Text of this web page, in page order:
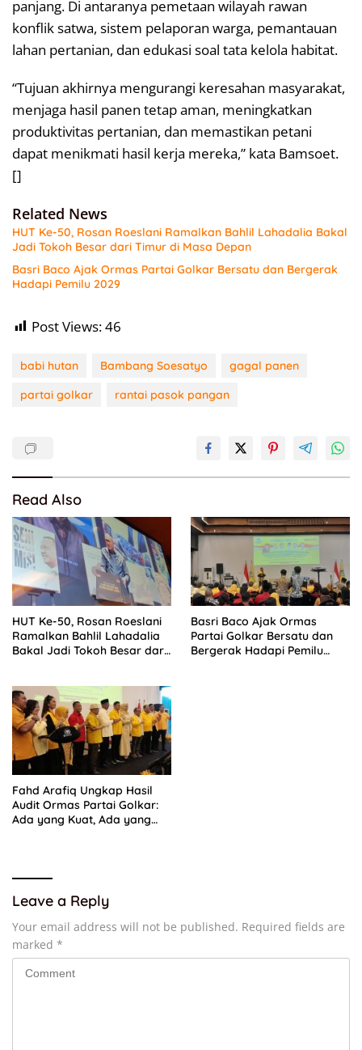
panjang. Di antaranya pemetaan wilayah rawan
konflik satwa, sistem pelaporan warga, pemantauan
lahan pertanian, dan edukasi soal tata kelola habitat.
“Tujuan akhirnya mengurangi keresahan masyarakat,
menjaga hasil panen tetap aman, meningkatkan
produktivitas pertanian, dan memastikan petani
dapat menikmati hasil kerja mereka,” kata Bamsoet.
[]
Related News
HUT Ke-50, Rosan Roeslani Ramalkan Bahlil Lahadalia Bakal
Jadi Tokoh Besar dari Timur di Masa Depan
Basri Baco Ajak Ormas Partai Golkar Bersatu dan Bergerak
Hadapi Pemilu 2029
Post Views:46
babi hutan Bambang Soesatyo
gagal panen
partai golkar
rantai pasok pangan
Read Also
HUT Ke-50, Rosan Roeslani
Ramalkan Bahlil Lahadalia
Bakal Jadi Tokoh Besar dari
Basri Baco Ajak Ormas
Partai Golkar Bersatu dan
Bergerak Hadapi Pemilu
Fahd Arafiq Ungkap Hasil
Audit Ormas Partai Golkar:
Ada yang Kuat, Ada yang
Leave a Reply
Your email address will not be published. Required fields are
marked *